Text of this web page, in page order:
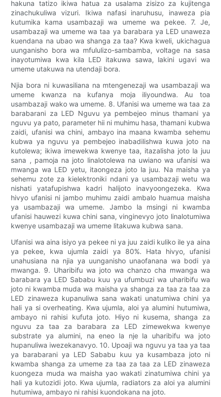
hakuna tatizo ikiwa hatua za usalama zisizo za kujitenga
zinachukuliwa vizuri. Ikiwa nafasi inaruhusu, inaweza pia
kutumika kama usambazaji wa umeme wa pekee. 7. Je,
usambazaji wa umeme wa taa ya barabara ya LED unaweza
kuendana na ubao wa shanga za taa? Kwa kweli, ukichagua
uunganisho bora wa mfululizo-sambamba, voltage na sasa
inayotumiwa kwa kila LED itakuwa sawa, lakini ugavi wa
umeme utakuwa na utendaji bora.
Njia bora ni kuwasiliana na mtengenezaji wa usambazaji wa
umeme kwanza na kufanya moja iliyoundwa. Au toa
usambazaji wako wa umeme. 8. Ufanisi wa umeme wa taa za
barabarani za LED Nguvu ya pembejeo minus thamani ya
nguvu ya pato, parameter hii ni muhimu hasa, thamani kubwa
zaidi, ufanisi wa chini, ambayo ina maana kwamba sehemu
kubwa ya nguvu ya pembejeo inabadilishwa kuwa joto na
kutolewa; ikiwa imewekwa kwenye taa, itazalisha joto la juu
sana , pamoja na joto linalotolewa na uwiano wa ufanisi wa
mwanga wa LED yetu, itaongeza joto la juu. Na maisha ya
sehemu zote za kielektroniki ndani ya usambazaji wetu wa
nishati yatafupishwa kadri halijoto inavyoongezeka. Kwa
hivyo ufanisi ni jambo muhimu zaidi ambalo huamua maisha
ya usambazaji wa umeme. Jambo la msingi ni kwamba
ufanisi hauwezi kuwa chini sana, vinginevyo joto linalotumiwa
kwenye usambazaji wa umeme litakuwa kubwa sana.
Ufanisi wa aina isiyo ya pekee ni ya juu zaidi kuliko ile ya aina
ya pekee, kwa ujumla zaidi ya 80%. Hata hivyo, ufanisi
unahusiana na njia ya uunganisho unaofanana wa bodi ya
mwanga. 9. Uharibifu wa joto wa chanzo cha mwanga wa
barabara ya LED Sababu kuu ya ufumbuzi wa uharibifu wa
joto ni kwamba muda wa maisha ya shanga za taa za taa za
LED zinaweza kupanuliwa sana wakati unatumiwa chini ya
hali ya si overheating. Kwa ujumla, aloi ya alumini hutumiwa,
ambayo ni rahisi kufuta joto. Hiyo ni kusema, shanga za
nguvu za taa za barabara za LED zimewekwa kwenye
substrate ya alumini, na eneo la nje la uharibifu wa joto
hupanuliwa iwezekanavyo. 10. Upoaji wa nguvu ya taa ya taa
ya barabarani ya LED Sababu kuu ya kusambaza joto ni
kwamba shanga za umeme za taa za taa za LED zinaweza
kuongeza muda wa maisha yao wakati zinatumiwa chini ya
hali ya kutozidi joto. Kwa ujumla, radiators za aloi ya alumini
hutumiwa, ambayo ni rahisi kuondokana na joto.